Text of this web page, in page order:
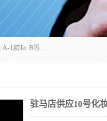
航空煤油（Jet Fuel）是专门为喷气式航空发动机设计的高纯度燃料，主要分为Jet A、Jet A-1和Jet B等类型。其特点是闪点高、低温流动性好，并添加了抗静电剂和抗氧化剂以确保飞行安全。航空煤油需
驻马店供应10号化